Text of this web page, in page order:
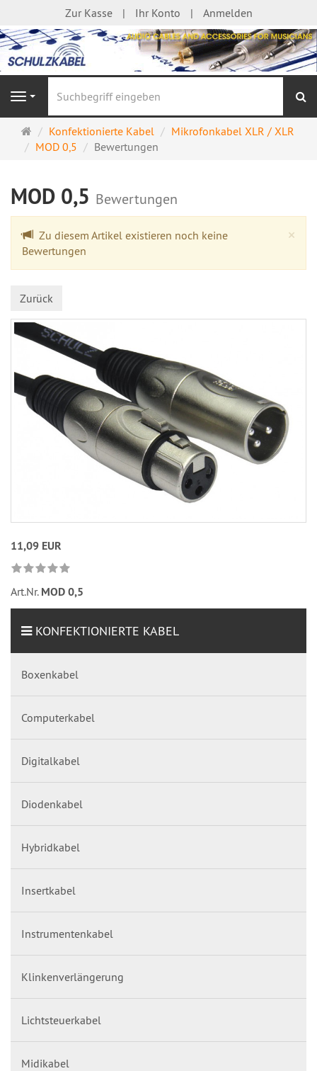
Zur Kasse Ihr Konto Anmelden
Navigation
Startseite
Konfektionierte Kabel
Mikrofonkabel XLR / XLR
MOD 0,5
Bewertungen
MOD 0,5 Bewertungen
×
Zu diesem Artikel existieren noch keine
Bewertungen
Zurück
11,09 EUR
Art.Nr. MOD 0,5
KONFEKTIONIERTE KABEL
Boxenkabel
Computerkabel
Digitalkabel
Diodenkabel
Hybridkabel
Insertkabel
Instrumentenkabel
Klinkenverlängerung
Lichtsteuerkabel
Midikabel